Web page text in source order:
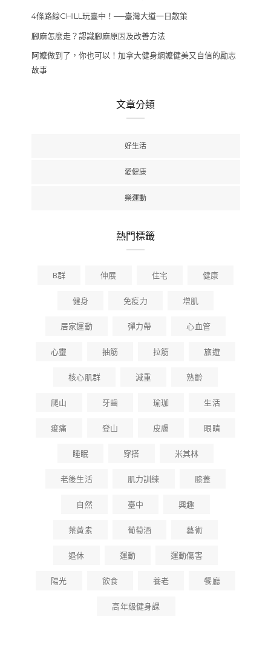
4條路線CHILL玩臺中！──臺灣大道一日散策
腳麻怎麼走？認識腳麻原因及改善方法
阿嬤做到了，你也可以！加拿大健身網嬤健美又自信的勵志
故事
文章分類
好生活
愛健康
樂運動
熱門標籤
B群 伸展 住宅
健康
健身
免疫力
增肌
居家運動
彈力帶
心血管
心靈
抽筋 拉筋
旅遊
核心肌群
減重
熟齡
爬山
牙齒 瑜珈
生活
痠痛
登山 皮膚
眼睛
睡眠
穿搭
米其林
老後生活
肌力訓練
膝蓋
自然
臺中
興趣
葉黃素
葡萄酒
藝術
退休
運動
運動傷害
陽光
飲食 養老
餐廳
高年級健身課